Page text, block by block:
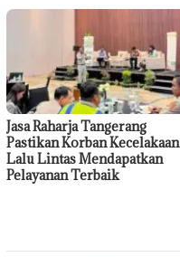
Jasa Raharja Tangerang
Pastikan Korban Kecelakaan
Lalu Lintas Mendapatkan
Pelayanan Terbaik